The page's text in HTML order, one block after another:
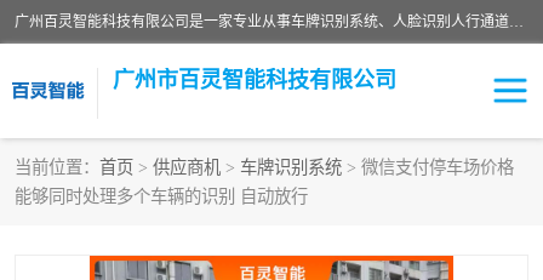
广州百灵智能科技有限公司是一家专业从事车牌识别系统、人脸识别人行通道、安防监控交通设施、停车场智能管理系统、停车场云平台、车牌识别一体机、自动道闸、通道设备、交通设施及交通划线等产品研发、生产和销售的高新技术企业。
广州市百灵智能科技有限公司
当前位置： 首页 > 供应商机 > 车牌识别系统 > 微信支付停车场价格
能够同时处理多个车辆的识别 自动放行
安防监控红外报警系统 车牌识别系统
人脸识别系统